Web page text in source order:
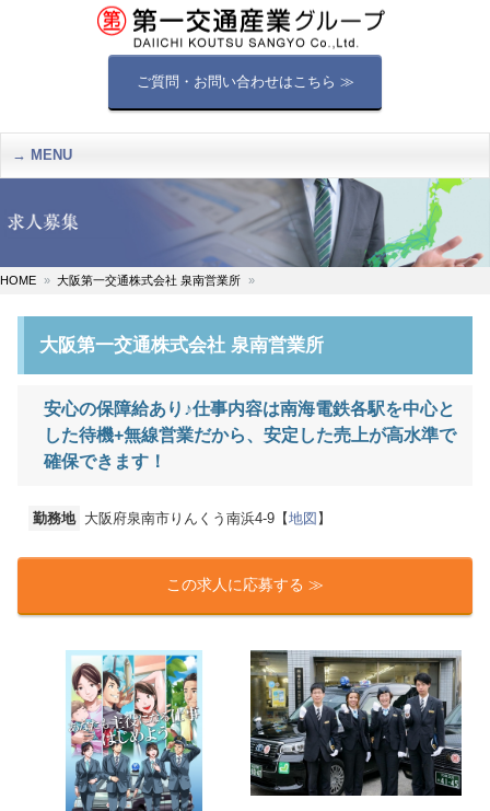
ご質問・お問い合わせはこちら ≫
MENU
HOME 大阪第一交通株式会社 泉南営業所
大阪第一交通株式会社 泉南営業所
安心の保障給あり♪仕事内容は南海電鉄各駅を中心と
した待機+無線営業だから、安定した売上が高水準で
確保できます！
勤務地 大阪府泉南市りんくう南浜4-9【地図】
この求人に応募する ≫